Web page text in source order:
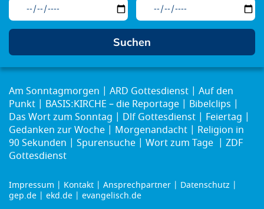
Am Sonntagmorgen ARD Gottesdienst
Auf den
Punkt
BASIS:KIRCHE – die Reportage
Bibelclips
Das Wort zum Sonntag
Dlf Gottesdienst
Feiertag
Gedanken zur Woche
Morgenandacht
Religion in
90 Sekunden
Spurensuche Wort zum Tage
ZDF
Gottesdienst
Footer
Impressum Kontakt Ansprechpartner
Datenschutz
gep.de
ekd.de evangelisch.de